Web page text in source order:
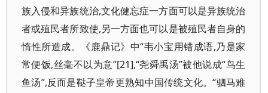
族入侵和异族统治,文化健忘症一方面可以是异族统治
者或殖民者所致使,另一方面也可以是被殖民者自身的
惰性所造成。《鹿鼎记》中“韦小宝用错成语,乃是家
常便饭,丝毫不以为意”[21],“尧舜禹汤”被他说成“鸟生
鱼汤”,反而是鞑子皇帝更熟知中国传统文化。“驷马难